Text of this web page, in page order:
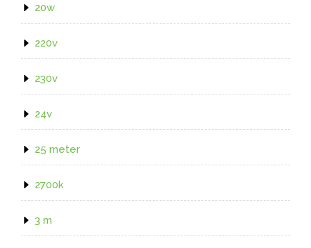
20w
220v
230v
24v
25 meter
2700k
3 m